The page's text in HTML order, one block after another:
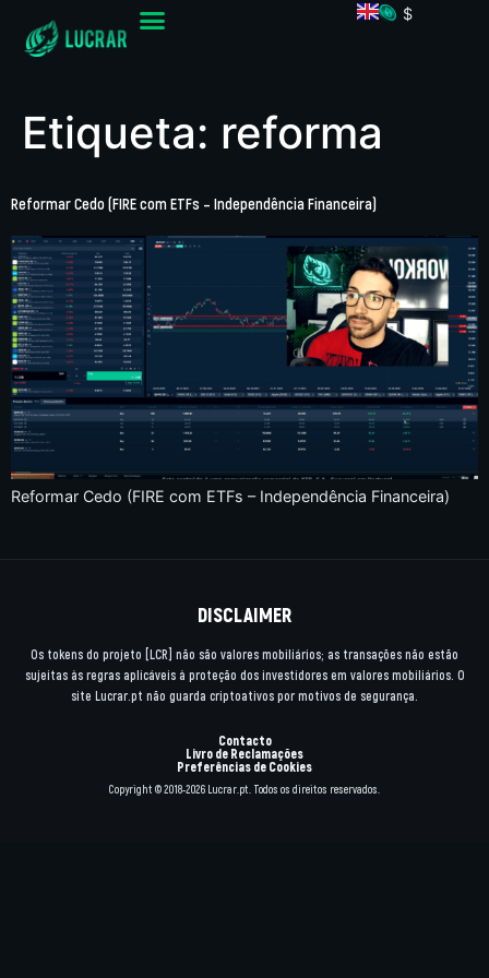
$
Etiqueta: reforma
Reformar Cedo (FIRE com ETFs – Independência Financeira)
Reformar Cedo (FIRE com ETFs – Independência Financeira)
DISCLAIMER
Os tokens do projeto [LCR] não são valores mobiliários; as transações não estão
sujeitas às regras aplicáveis à proteção dos investidores em valores mobiliários. O
site Lucrar.pt não guarda criptoativos por motivos de segurança.
Contacto
Livro de Reclamações
Preferências de Cookies
Copyright © 2018-2026 Lucrar.pt. Todos os direitos reservados.